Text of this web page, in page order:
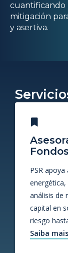
cuantificando
mitigación
y asertiva.
PSR
análisis de
capital en
riesgo
Saiba mais